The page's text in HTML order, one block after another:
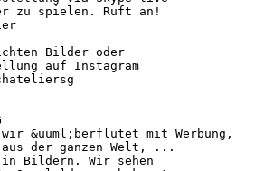
zu spielen. Ruft an!
Bilder oder
auf Instagram
wir &uuml;berflutet mit Werbung,
aus der ganzen Welt, ...
Bildern. Wir sehen